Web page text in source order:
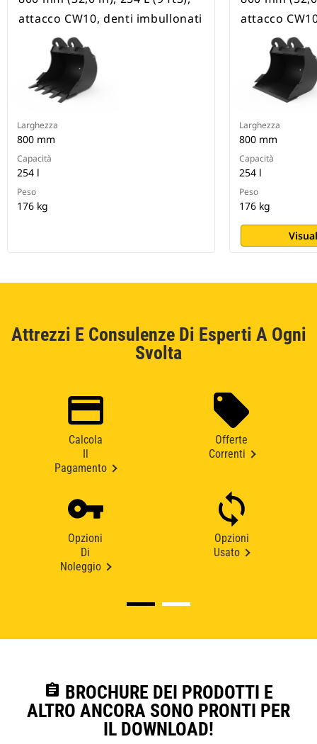
attacco CW10, denti imbullonati
Larghezza
800 mm
Capacità
254 l
Peso
176 kg
attacco
Larghezza
800 mm
Capacità
254 l
Peso
176 kg
Attrezzi E Consulenze Di Esperti A Ogni
Svolta
Calcola
Pagamento
Offerte
Correnti
Opzioni
Di
Noleggio
Opzioni
Usato
assignment BROCHURE DEI PRODOTTI E
ALTRO ANCORA SONO PRONTI PER
IL DOWNLOAD!